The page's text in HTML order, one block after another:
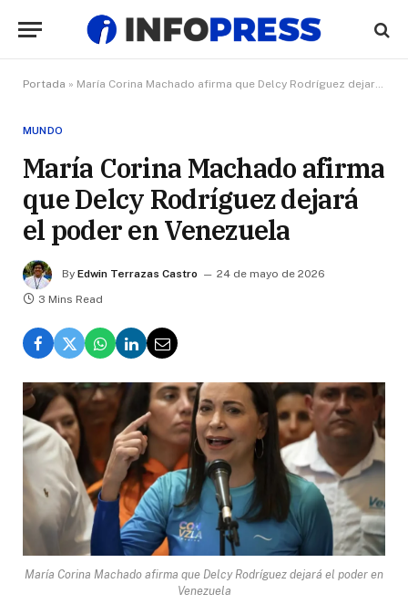
Portada » María Corina Machado afirma que Delcy Rodríguez dejará el poder en Venezuela
MUNDO
María Corina Machado afirma
que Delcy Rodríguez dejará
el poder en Venezuela
By Edwin Terrazas Castro
24 de mayo de 2026
3 Mins Read
María Corina Machado afirma que Delcy Rodríguez dejará el poder en
Venezuela